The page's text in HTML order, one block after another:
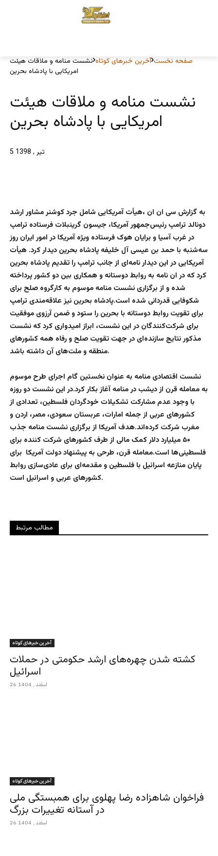
صفحه نخست آخرین خبرهای کوتاه نشست منامه و ملاقات هیئت
امریکایی با پادشاه بحرین
نشست منامه و ملاقات هیئت
امریکایی با پادشاه بحرین
5 تیر , 1398
به گزارش سی ان ان ،هیأت آمریکایی شامل جرد کوشنر مشاور ارشد
دونالد ترامپ رئیس‌جمهور آمریکا، جیسون گرینبلات فرستاده ترامپ
در غرب آسیا و برایان هوک فرستاده ویژه آمریکا در امور ایران روز
سه‌شنبه با حمد بن عیسی آل خلیفه پادشاه بحرین دیدار کرد. هیأت
آمریکایی در این دیدار نامه‌ای از جانب ترامپ را تقدیم پادشاه بحرین
کرد که در ان نامه به روابط دوستانه و همکاری بین دو کشور پرداخته
شده و از برگزاری نشست منامه موسوم به کارگروه صلح برای
شکوفایی قدردانی شده است.پادشاه بحرین نیز علاقه‌مندی ترامپ
برای تقویت روابط دوستانه با بحرین را ستود و ضمن آرزوی موفقیت
برای شرکت‌کنندگان در این نشست، ابراز امیدواری کرد که نشست
مذکور نتایج سازنده‌ای در جهت تقویت صلح و رفاه همه کشورهای
منطقه و ملت‌های آن داشته باشد.
نشست اقتصادی منامه به عنوان نخستین گام اجرای طرح موسوم
به معامله قرن از دیشب در منامه آغاز بکار کرد.در این نشست دو روزه
با وجود عدم مشارکت تشکیلات خودگردان فلسطین، تعدادی از
کشورهای عربی از جمله امارات، عربستان سعودی، مصر، اردن و
مغرب شرکت کرده‌اند.هدف آمریکا از برگزاری نشست منامه جذب
۵۰ میلیارد دلار کمک مالی از طرف کشورهای شرکت کننده برای
فلسطینی‌ها است.معامله قرن، طرحی به پیشنهاد دولت آمریکا برای
پایان منازعه اسرائیل با فلسطین و مقدمه‌ای برای عادی‌سازی روابط
کشورهای عربی و اسرائیل است.
مطالب مرتبط
آخرین خبرهای کوتاه
کشته شدن چهره‌های ارشد حکومتی در حملات
اسرائیل
26 اسفند , 1404
آخرین خبرهای کوتاه
فراخوان شاهزاده رضا پهلوی برای همبستگی ملی
در آستانه تغییرات بزرگ
26 اسفند , 1404